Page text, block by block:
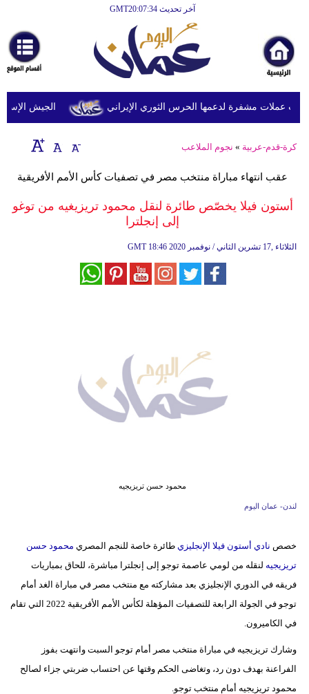
آخر تحديث GMT20:07:34
أخبارعاجلة
رياضة
ثقافة
إقتصاد
وموسيقى
أزياء
مدوَّنات
أبراج
سيارات
الجيش عملات مشفرة لدعمها الحرس الثوري الإيراني
كرة-قدم-عربية » نجوم الملاعب
عقب انتهاء مباراة منتخب مصر في تصفيات كأس الأمم الأفريقية
أستون فيلا يخصّص طائرة لنقل محمود تريزيغيه من توغو
إلى إنجلترا
GMT 18:46 2020 الثلاثاء ,17 تشرين الثاني / نوفمبر
محمود حسن تريزيجيه
لندن- عمان اليوم
خصص نادي أستون فيلا الإنجليزي طائرة خاصة للنجم المصري محمود حسن
تريزيجيه لنقله من لومي عاصمة توجو إلى إنجلترا مباشرة، للحاق بمباريات
فريقه في الدوري الإنجليزي بعد مشاركته مع منتخب مصر في مباراة الغد أمام
توجو في الجولة الرابعة للتصفيات المؤهلة لكأس الأمم الأفريقية 2022 التي تقام
في الكاميرون.
وشارك تريزيجيه في مباراة منتخب مصر أمام توجو السبت وانتهت بفوز
الفراعنة بهدف دون رد، وتغاضى الحكم وقتها عن احتساب ضربتي جزاء لصالح
محمود تريزيجيه أمام منتخب توجو.